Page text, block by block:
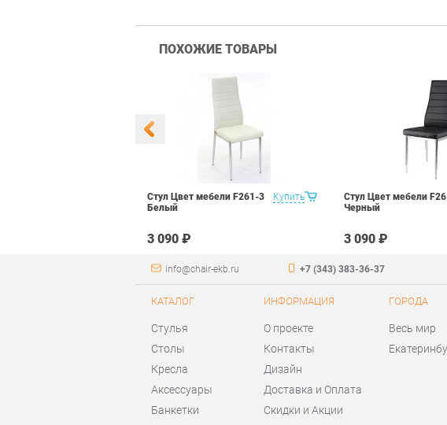
ПОХОЖИЕ ТОВАРЫ
Купить
Стул Цвет мебели F261-3
Белый
3 090 ₽
Стул Цвет мебели
Черный
3 090 ₽
info@chair-ekb.ru +7 (343) 383-36-37
КАТАЛОГ
Стулья
Столы
Кресла
Аксессуары
Банкетки
ИНФОРМАЦИЯ
О проекте
Контакты
Дизайн
Доставка и Оплата
Скидки и Акции
ГОРОДА
Весь мир